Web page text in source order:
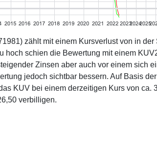
zählt mit einem Kursverlust von in
hoch schien die Bewertung mit einem
Zinsen aber auch vor einem sich
jedoch sichtbar bessern. Auf Basis
KUV bei einem derzeitigen Kurs von ca.
verbilligen.